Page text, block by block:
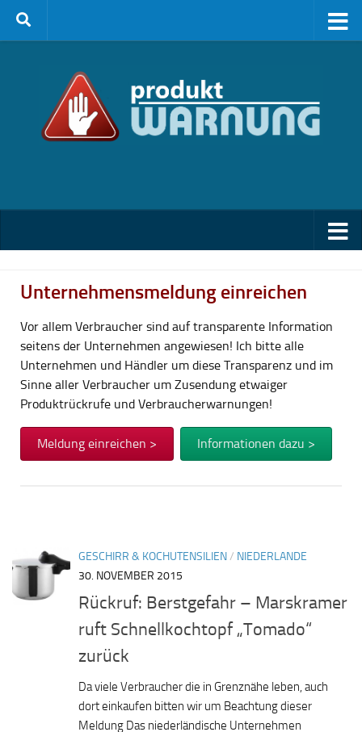
Zum Inhalt springen
Unternehmensmeldung einreichen
Vor allem Verbraucher sind auf transparente Information
seitens der Unternehmen angewiesen! Ich bitte alle
Unternehmen und Händler um diese Transparenz und im
Sinne aller Verbraucher um Zusendung etwaiger
Produktrückrufe und Verbraucherwarnungen!
Meldung einreichen > Informationen dazu >
GESCHIRR & KOCHUTENSILIEN/ NIEDERLANDE
30. NOVEMBER 2015
Rückruf: Berstgefahr – Marskramer
ruft Schnellkochtopf „Tomado“
zurück
Da viele Verbraucher die in Grenznähe leben, auch
dort einkaufen bitten wir um Beachtung dieser
Meldung Das niederländische Unternehmen